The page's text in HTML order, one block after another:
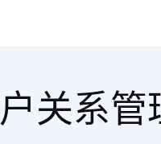
关系管